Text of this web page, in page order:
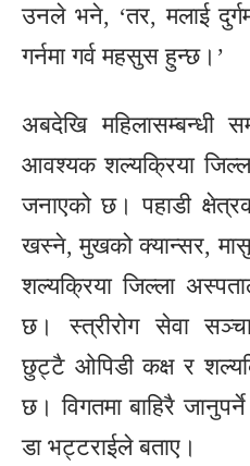
उनले भने, ‘तर, मलाई
गर्नमा गर्व महसुस हुन्छ।’
अबदेखि महिलासम्बन्धी
आवश्यक शल्यक्रिया
जनाएको छ। पहाडी
खस्ने, मुखको क्यान्सर,
शल्यक्रिया जिल्ला
छ। स्त्रीरोग सेवा
छुट्टै ओपिडी कक्ष र
छ। विगतमा बाहिरै
डा भट्टराईले बताए।